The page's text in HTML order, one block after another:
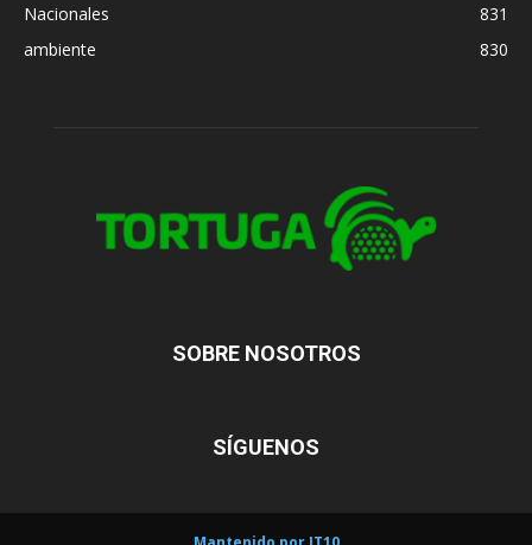
Nacionales
831
ambiente
830
SOBRE NOSOTROS
SÍGUENOS